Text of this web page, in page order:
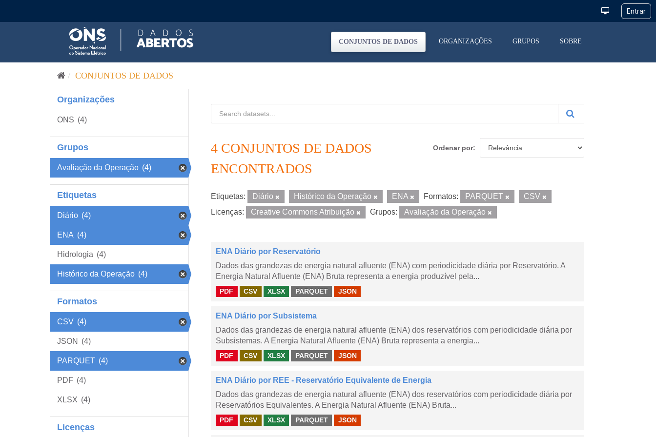
CONJUNTOS DE DADOS ORGANIZAÇÕES GRUPOS SOBRE
CONJUNTOS DE DADOS
Organizações
ONS (4)
Grupos
Avaliação da Operação (4)
Etiquetas
Diário (4)
ENA (4)
Hidrologia (4)
Histórico da Operação (4)
Formatos
CSV (4)
JSON (4)
PARQUET (4)
PDF (4)
XLSX (4)
Licenças
Ordenar por
4 CONJUNTOS DE DADOS
ENCONTRADOS
Etiquetas: Diário Histórico da Operação ENA Formatos: PARQUET
CSV
Licenças:
Creative Commons Atribuição Grupos: Avaliação da Operação
ENA Diário por Reservatório
Dados das grandezas de energia natural afluente (ENA) com periodicidade diária por Reservatório. A
Energia Natural Afluente (ENA) Bruta representa a energia produzível pela...
PDF CSV XLSX PARQUET JSON
ENA Diário por Subsistema
Dados das grandezas de energia natural afluente (ENA) dos reservatórios com periodicidade diária por
Subsistemas. A Energia Natural Afluente (ENA) Bruta representa a energia...
PDF CSV XLSX PARQUET JSON
ENA Diário por REE - Reservatório Equivalente de Energia
Dados das grandezas de energia natural afluente (ENA) dos reservatórios com periodicidade diária por
Reservatórios Equivalentes. A Energia Natural Afluente (ENA) Bruta...
PDF CSV XLSX PARQUET JSON